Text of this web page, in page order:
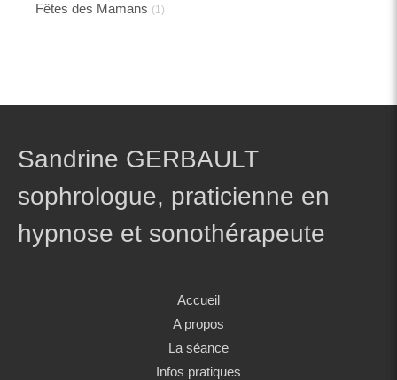
Fêtes des Mamans (1)
Sandrine GERBAULT
sophrologue, praticienne en
hypnose et sonothérapeute
Accueil
A propos
La séance
Infos pratiques